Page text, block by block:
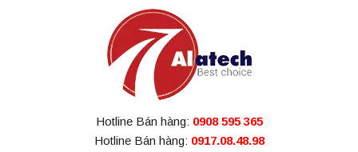
Hotline Bán hàng: 0908 595 365
Hotline Bán hàng: 0917.08.48.98